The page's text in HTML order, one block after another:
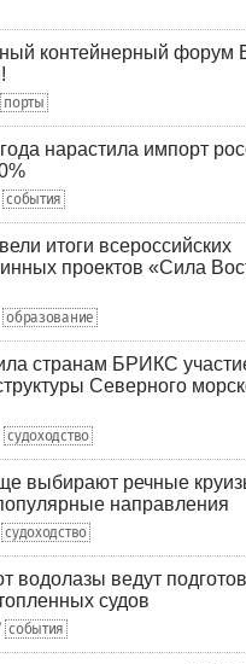
контейнерный форум
порты
нарастила импорт
события
итоги всероссийских
проектов «Сила
образование
странам БРИКС
Северного
судоходство
выбирают речные
направления
судоходство
водолазы ведут
судов
события